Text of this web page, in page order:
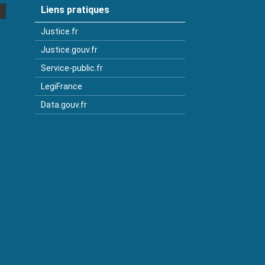
Liens pratiques
Justice.fr
Justice.gouv.fr
Service-public.fr
LegiFrance
Data.gouv.fr